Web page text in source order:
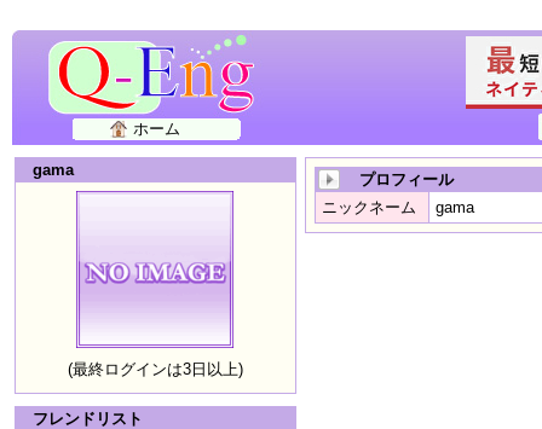
ホーム
gama
(最終ログインは3日以上)
フレンドリスト
プロフィール
ニックネーム
gama